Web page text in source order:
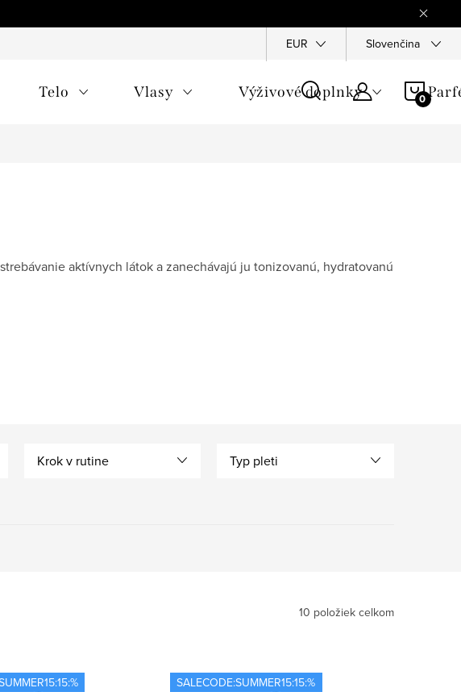
Ochrana osobních údajů Všeobecné
EUR Slovenčina
Telo Vlasy Výživové doplnky
aktívnych látok a zanechávajú ju tonizovanú, hydratovanú
Krok v rutine Typ pleti
10 položiek celkom
SALECODE:SUMMER15:15:%